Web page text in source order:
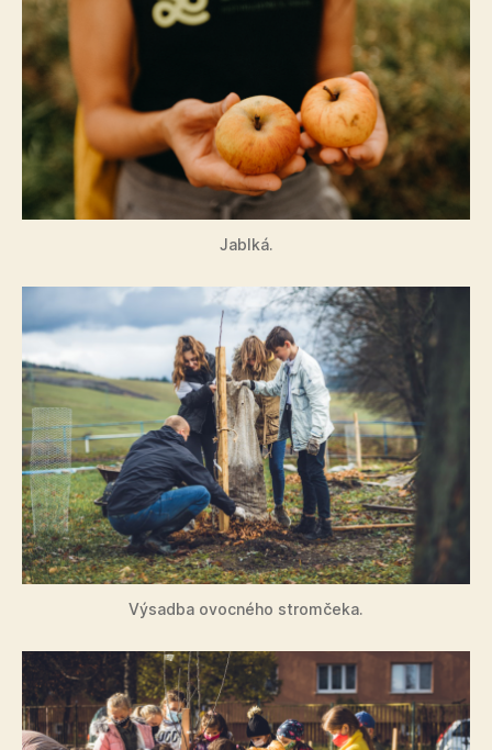
Jablká.
Výsadba ovocného stromčeka.